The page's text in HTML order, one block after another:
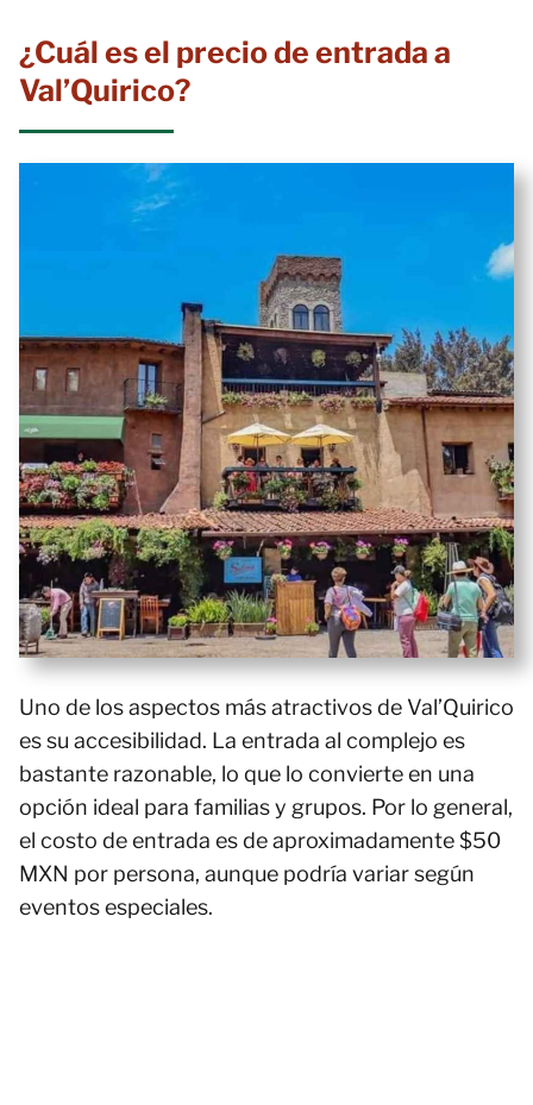
¿Cuál es el precio de entrada a
Val’Quirico?
Uno de los aspectos más atractivos de Val’Quirico
es su accesibilidad. La entrada al complejo es
bastante razonable, lo que lo convierte en una
opción ideal para familias y grupos. Por lo general,
el costo de entrada es de aproximadamente $50
MXN por persona, aunque podría variar según
eventos especiales.